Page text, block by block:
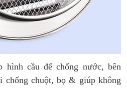
hình cầu để chống nước, bên
chuột, bọ & giúp không